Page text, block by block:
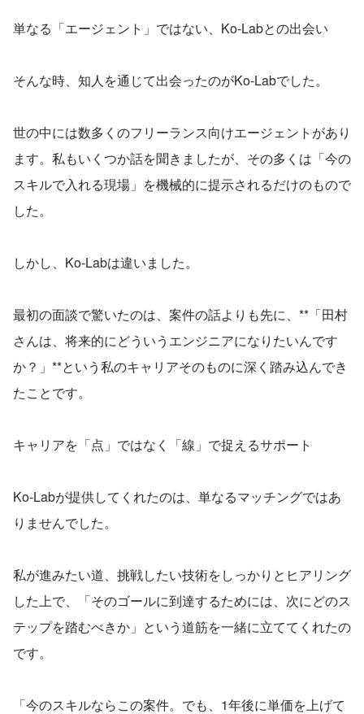
単なる「エージェント」ではない、Ko-Labとの出会い
そんな時、知人を通じて出会ったのがKo-Labでした。
世の中には数多くのフリーランス向けエージェントがあり
ます。私もいくつか話を聞きましたが、その多くは「今の
スキルで入れる現場」を機械的に提示されるだけのもので
した。
しかし、Ko-Labは違いました。
最初の面談で驚いたのは、案件の話よりも先に、**「田村
さんは、将来的にどういうエンジニアになりたいんです
か？」**という私のキャリアそのものに深く踏み込んでき
たことです。
キャリアを「点」ではなく「線」で捉えるサポート
Ko-Labが提供してくれたのは、単なるマッチングではあ
りませんでした。
私が進みたい道、挑戦したい技術をしっかりとヒアリング
した上で、「そのゴールに到達するためには、次にどのス
テップを踏むべきか」という道筋を一緒に立ててくれたの
です。
「今のスキルならこの案件。でも、1年後に単価を上げて